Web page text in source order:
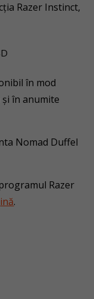
Razer Instinct,
în mod
și în anumite
Nomad Duffel
Razer
.